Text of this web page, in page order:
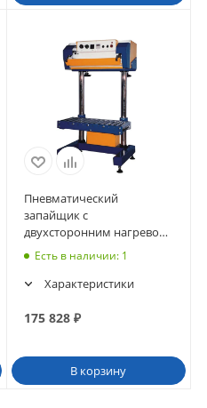
Пневматический
запайщик с
двухсторонним нагревом
QF-800L/S
Есть в наличии: 1
Характеристики
175 828₽
В корзину